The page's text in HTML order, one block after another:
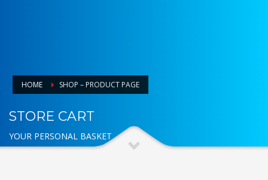
HOME SHOP – PRODUCT PAGE
STORE CART
YOUR PERSONAL BASKET